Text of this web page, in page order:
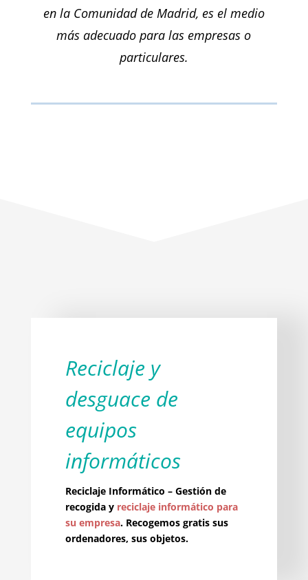
en la Comunidad de Madrid, es el medio
más adecuado para las empresas o
particulares.
Reciclaje y
desguace de
equipos
informáticos
Reciclaje Informático – Gestión de
recogida y reciclaje informático para
su empresa. Recogemos gratis sus
ordenadores, sus objetos.